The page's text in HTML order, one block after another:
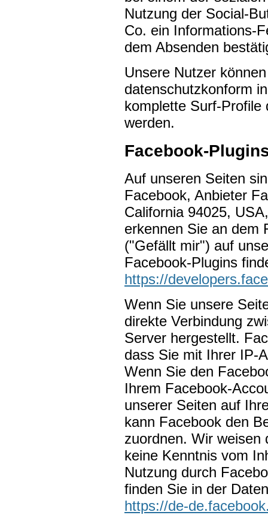
Nutzung der Social-
Co. ein Informations-
dem Absenden
Unsere Nutzer
datenschutzkonform
komplette Surf-Profile
werden.
Facebook-
Auf unseren Seiten
Facebook, Anbieter
California 94025,
erkennen Sie an dem
("Gefällt mir") auf
Facebook-Plugins
https://
Wenn Sie unsere
direkte Verbindung
Server hergestellt.
dass Sie mit Ihrer IP-
Wenn Sie den
Ihrem Facebook-
unserer Seiten auf
kann Facebook den
zuordnen. Wir weisen
keine Kenntnis vom
Nutzung durch
finden Sie in der
https://de-